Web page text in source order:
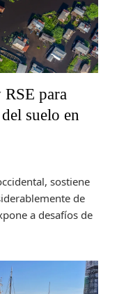
RSE para
suelo en
sostiene
de
a desafíos de